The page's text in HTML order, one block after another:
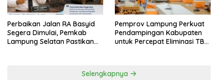
Perbaikan Jalan RA Basyid
Segera Dimulai, Pemkab
Lampung Selatan Pastikan
Pemprov Lampung Perkuat
Pendampingan Kabupaten
untuk Percepat Eliminasi TBC
Selengkapnya